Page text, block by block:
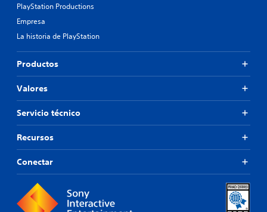
PlayStation Productions
Empresa
La historia de PlayStation
Productos
Valores
Servicio técnico
Recursos
Conectar